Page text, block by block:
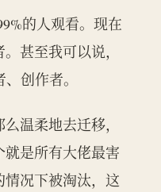
的人观看。现在
甚至我可以说，
创作者。
温柔地去迁移，
是所有大佬最害
况下被淘汰，这